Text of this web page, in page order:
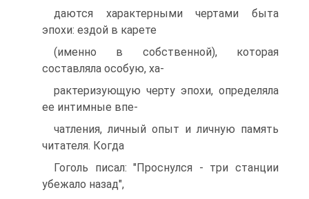
даются характерными чертами быта
эпохи: ездой в карете
(именно в собственной), которая
составляла особую, ха-
рактеризующую черту эпохи, определяла
ее интимные впе-
чатления, личный опыт и личную память
читателя. Когда
Гоголь писал: "Проснулся - три станции
убежало назад",